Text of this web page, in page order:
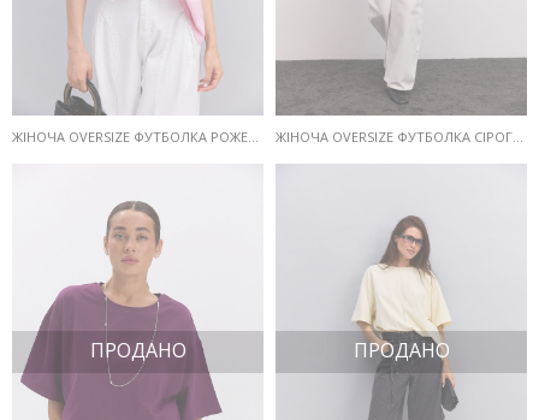
ПРОДАНО ПРОДАНО